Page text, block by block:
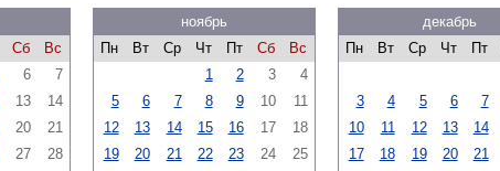
Сб
Вс
6
7
13
14
20
21
27
28
ноябрь
Пн
Вт Ср Чт Пт Сб
Вс
1
2 3
4
5
6 7 8 9 10
11
12
13 14 15 16 17
18
19
20 21 22 23 24
25
декабрь
Пн
Вт Ср Чт Пт
3
4 5 6 7
10
11 12 13 14
17
18 19 20 21